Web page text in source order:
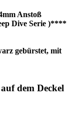
Anstoß
Dive Serie )****
gebürstet, mit
dem Deckel